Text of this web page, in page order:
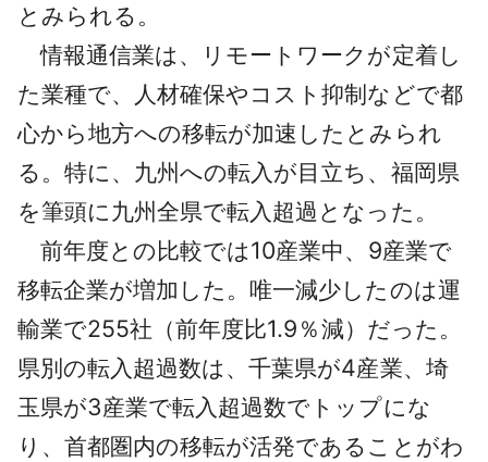
とみられる。
情報通信業は、リモートワークが定着し
た業種で、人材確保やコスト抑制などで都
心から地方への移転が加速したとみられ
る。特に、九州への転入が目立ち、福岡県
を筆頭に九州全県で転入超過となった。
前年度との比較では10産業中、9産業で
移転企業が増加した。唯一減少したのは運
輸業で255社（前年度比1.9％減）だった。
県別の転入超過数は、千葉県が4産業、埼
玉県が3産業で転入超過数でトップにな
り、首都圏内の移転が活発であることがわ